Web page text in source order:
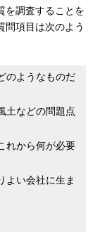
を調査することを
問項目は次のよう
のようなものだ
土などの問題点
れから何が必要
よい会社に生ま